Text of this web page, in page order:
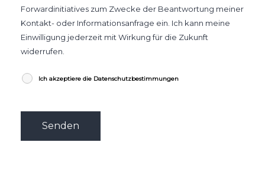
Forwardinitiatives zum Zwecke der Beantwortung meiner
Kontakt- oder Informationsanfrage ein. Ich kann meine
Einwilligung jederzeit mit Wirkung für die Zukunft
widerrufen.
Ich akzeptiere die Datenschutzbestimmungen